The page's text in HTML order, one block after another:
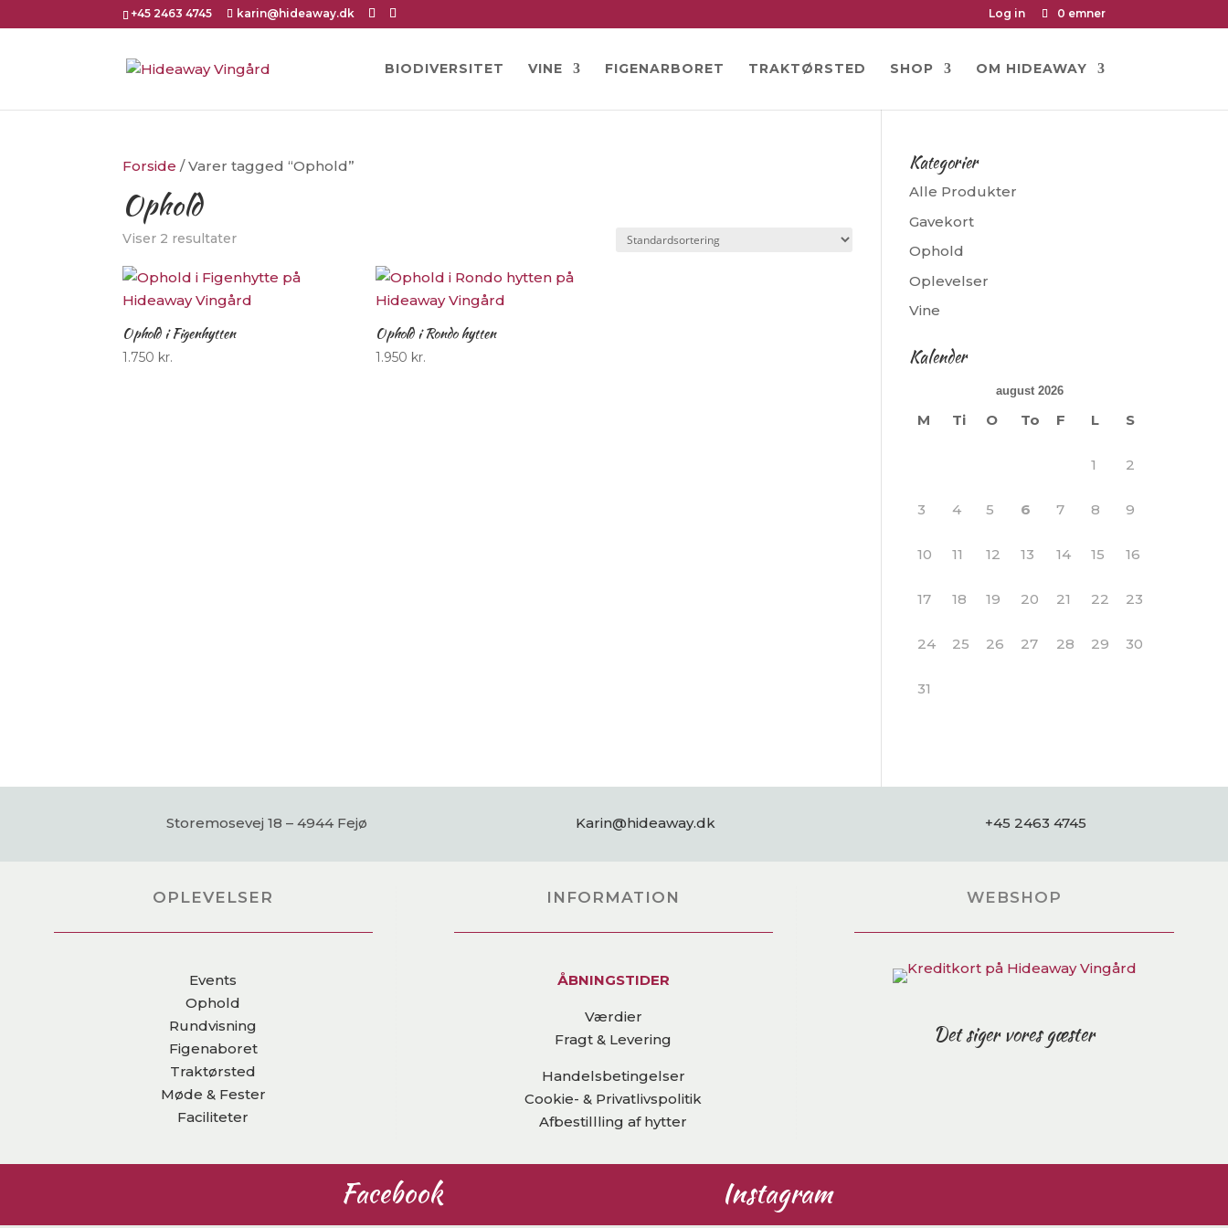
+45 2463 4745 karin@hideaway.dk Log in 0 emner
BIODIVERSITET VINE FIGENARBORET TRAKTØRSTED SHOP OM HIDEAWAY
Forside / Varer tagged “Ophold”
Ophold
Viser 2 resultater
Ophold i Figenhytten
1.750 kr.
Ophold i Rondo hytten
1.950 kr.
Kategorier
Alle Produkter
Gavekort
Ophold
Oplevelser
Vine
Kalender
august 2026
M Ti O To F L S
1 2
3 4 5 6 7 8 9
10 11 12 13 14 15 16
17 18 19 20 21 22 23
24 25 26 27 28 29 30
31
Storemosevej 18 – 4944 Fejø Karin@hideaway.dk +45 2463 4745
OPLEVELSER
Events
Ophold
Rundvisning
Figenaboret
Traktørsted
Møde & Fester
Faciliteter
INFORMATION
ÅBNINGSTIDER
Værdier
Fragt & Levering
Handelsbetingelser
Cookie- & Privatlivspolitik
Afbestillling af hytter
WEBSHOP
Det siger vores gæster
Facebook Instagram